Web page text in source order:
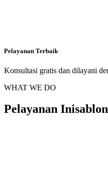
Pelayanan Terbaik
Konsultasi gratis dan dilayani
WHAT WE DO
Pelayanan